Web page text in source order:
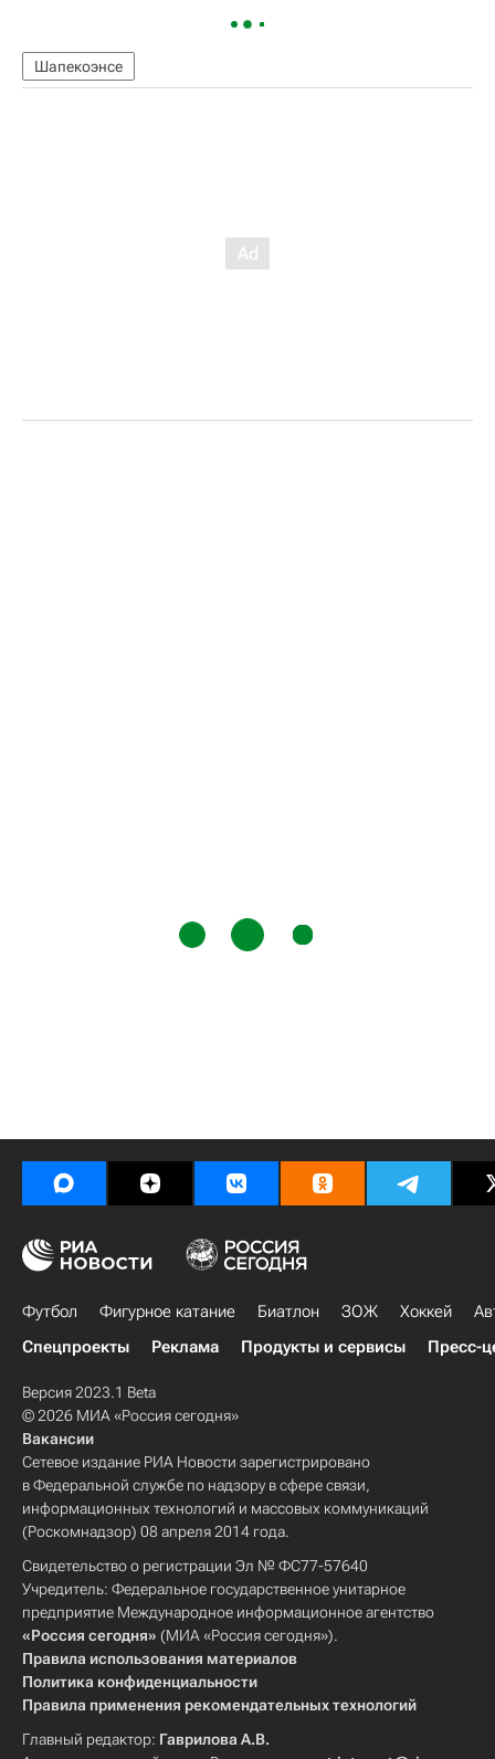
Шапекоэнсе
Футбол Фигурное катание Биатлон ЗОЖ Хоккей
Спецпроекты
Реклама Продукты и сервисы Пресс-
Версия 2023.1 Beta
© 2026 МИА «Россия сегодня»
Вакансии
Сетевое издание РИА Новости зарегистрировано
в Федеральной службе по надзору в сфере связи,
информационных технологий и массовых коммуникаций
(Роскомнадзор) 08 апреля 2014 года.
Свидетельство о регистрации Эл № ФС77-57640
Учредитель: Федеральное государственное унитарное
предприятие Международное информационное агентство
«Россия сегодня» (МИА «Россия сегодня»).
Правила использования материалов
Политика конфиденциальности
Правила применения рекомендательных технологий
Главный редактор: Гаврилова А.В.